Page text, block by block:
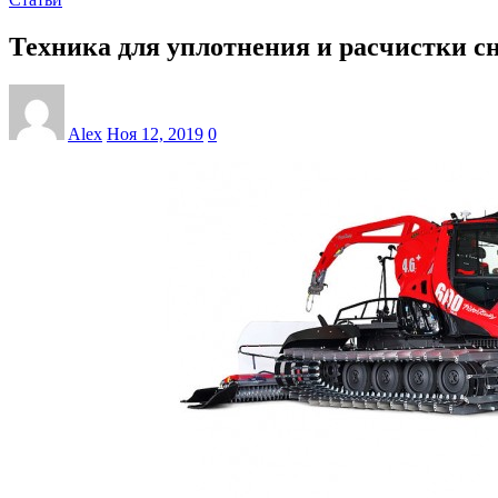
Техника для уплотнения и расчистки
Alex Ноя 12, 2019 0